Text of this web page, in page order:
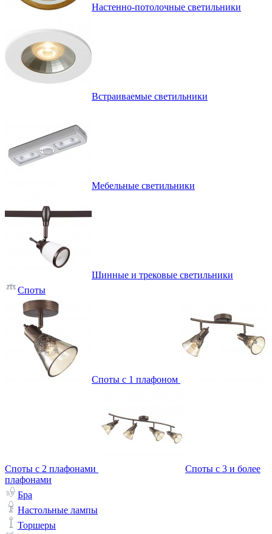
Настенно-потолочные светильники
Встраиваемые светильники
Мебельные светильники
Шинные и трековые светильники
Споты
Споты с 1 плафоном
Споты с 2 плафонами
Споты с 3 и более
плафонами
Бра
Настольные лампы
Торшеры